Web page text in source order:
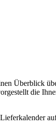
Überblick
die